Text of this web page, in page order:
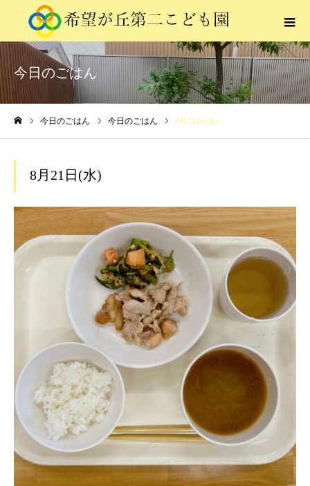
今日のごはん
今日のごはん 今日のごはん 8月21日(水)
8月21日(水)